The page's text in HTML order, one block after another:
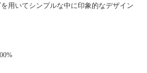
用いてシンプルな中に印象的なデザイン